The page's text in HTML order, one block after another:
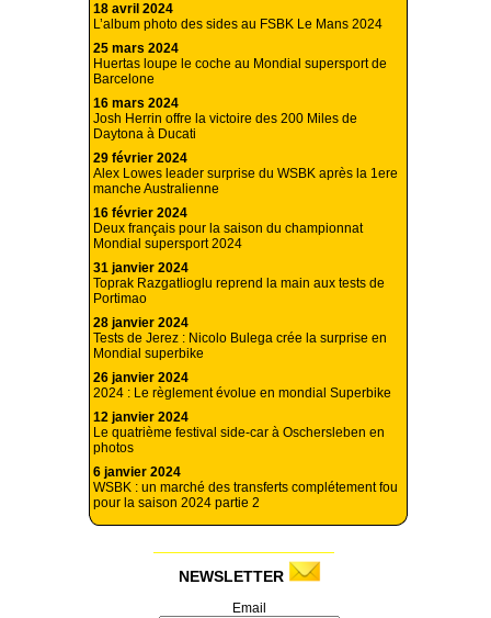
18 avril 2024
L’album photo des sides au FSBK Le Mans 2024
25 mars 2024
Huertas loupe le coche au Mondial supersport de
Barcelone
16 mars 2024
Josh Herrin offre la victoire des 200 Miles de
Daytona à Ducati
29 février 2024
Alex Lowes leader surprise du WSBK après la 1ere
manche Australienne
16 février 2024
Deux français pour la saison du championnat
Mondial supersport 2024
31 janvier 2024
Toprak Razgatlioglu reprend la main aux tests de
Portimao
28 janvier 2024
Tests de Jerez : Nicolo Bulega crée la surprise en
Mondial superbike
26 janvier 2024
2024 : Le règlement évolue en mondial Superbike
12 janvier 2024
Le quatrième festival side-car à Oschersleben en
photos
6 janvier 2024
WSBK : un marché des transferts complétement fou
pour la saison 2024 partie 2
NEWSLETTER
Email